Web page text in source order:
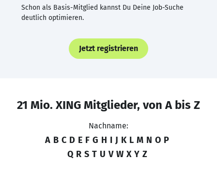
Schon als Basis-Mitglied kannst Du Deine Job-Suche
deutlich optimieren.
Jetzt registrieren
21 Mio. XING Mitglieder, von A bis Z
Nachname:
A B C D E F G H I J K L M N O P
Q R S T U V W X Y Z